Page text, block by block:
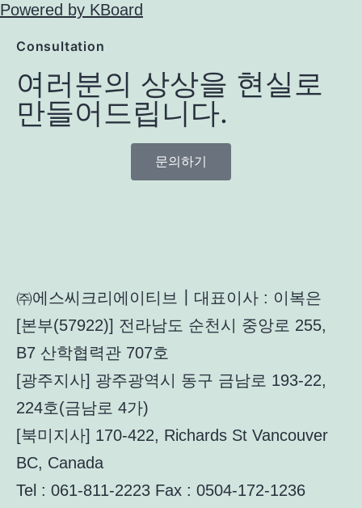
Powered by KBoard
Consultation
여러분의 상상을 현실로
만들어드립니다.
문의하기
㈜에스씨크리에이티브┃대표이사 : 이복은
[본부(57922)] 전라남도 순천시 중앙로 255,
B7 산학협력관 707호
[광주지사] 광주광역시 동구 금남로 193-22,
224호(금남로 4가)
[북미지사] 170-422, Richards St Vancouver
BC, Canada
Tel : 061-811-2223 Fax : 0504-172-1236